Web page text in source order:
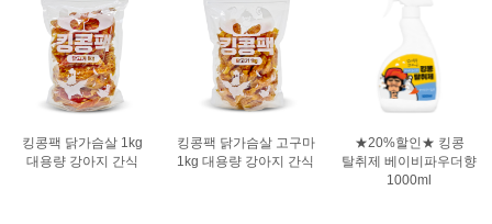
킹콩팩 닭가슴살 1kg
대용량 강아지 간식
킹콩팩 닭가슴살 고구마
1kg 대용량 강아지 간식
★20%할인★ 킹콩
탈취제 베이비파우더향
1000ml